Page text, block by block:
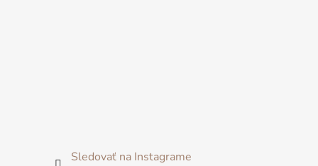
Sledovať na Instagrame